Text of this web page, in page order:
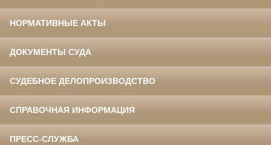
НОРМАТИВНЫЕ АКТЫ
ДОКУМЕНТЫ СУДА
СУДЕБНОЕ ДЕЛОПРОИЗВОДСТВО
СПРАВОЧНАЯ ИНФОРМАЦИЯ
ПРЕСС-СЛУЖБА